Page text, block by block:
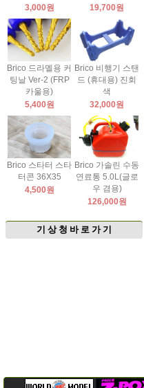
3,000원
19,700원
Brico 드라멜용 커
팅날 Ver-2 (FRP
카울용)
5,400원
Brico 비행기 스탠
드 (휴대용) 진회
색
32,000원
Brico 스타터 스타
터콘 36X35
4,500원
Brico 가솔린 수동
연료통 5.0L(글로
우 겸용)
126,000원
기 상 청 바 로 가 기